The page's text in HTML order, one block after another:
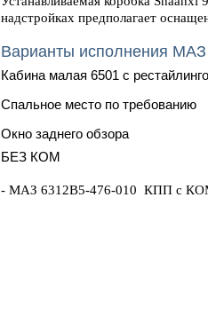
надстройках предполагает
Варианты исполнения
Кабина малая 6501 с
Cпальное место по требованию
Окно заднего обзора
БЕЗ КОМ
- МАЗ 6312В5-476-010 КПП с КОМ